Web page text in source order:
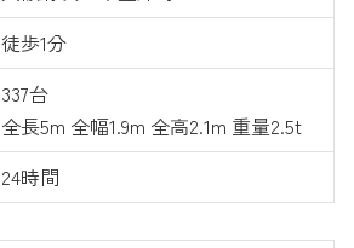
徒歩1分
337台
全長5m 全幅1.9m 全高2.1m 重量2.5t
24時間